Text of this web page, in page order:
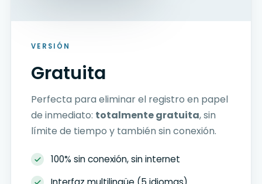
VERSIÓN
Gratuita
Perfecta para eliminar el registro en papel
de inmediato: totalmente gratuita, sin
límite de tiempo y también sin conexión.
100% sin conexión, sin internet